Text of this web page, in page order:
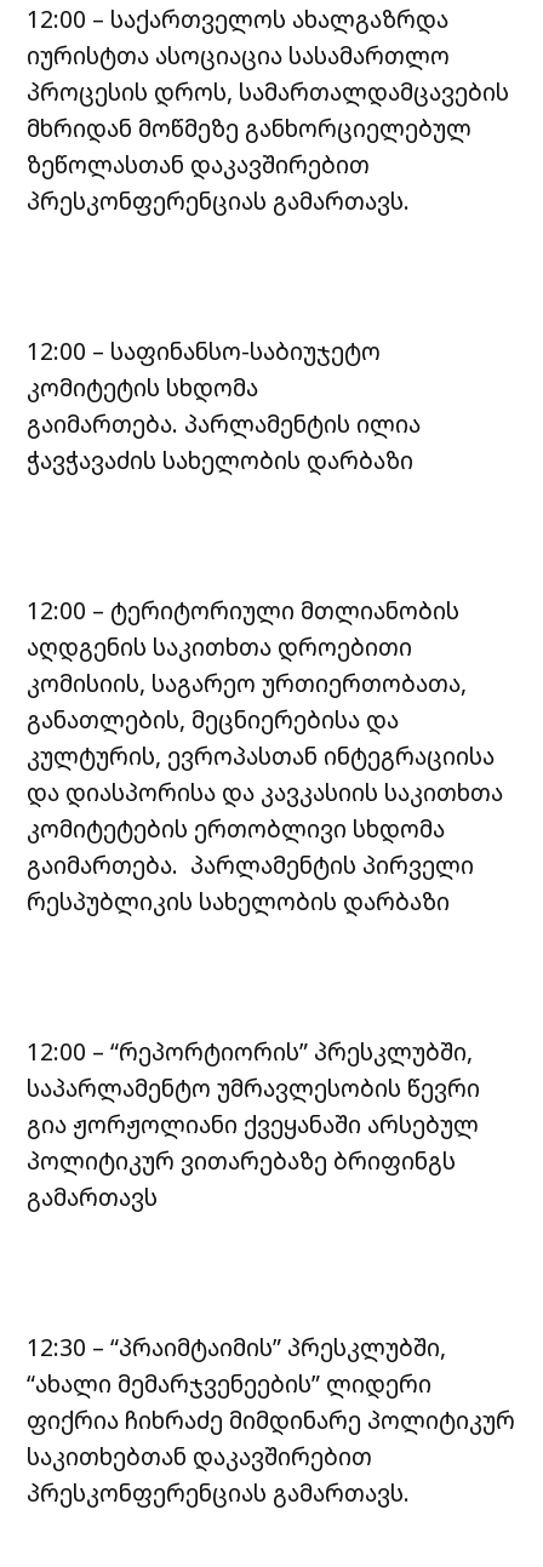
12:00 – საქართველოს ახალგაზრდა
იურისტთა ასოციაცია სასამართლო
პროცესის დროს, სამართალდამცავების
მხრიდან მოწმეზე განხორციელებულ
ზეწოლასთან დაკავშირებით
პრესკონფერენციას გამართავს.
12:00 – საფინანსო-საბიუჯეტო
კომიტეტის სხდომა
გაიმართება. პარლამენტის ილია
ჭავჭავაძის სახელობის დარბაზი
12:00 – ტერიტორიული მთლიანობის
აღდგენის საკითხთა დროებითი
კომისიის, საგარეო ურთიერთობათა,
განათლების, მეცნიერებისა და
კულტურის, ევროპასთან ინტეგრაციისა
და დიასპორისა და კავკასიის საკითხთა
კომიტეტების ერთობლივი სხდომა
გაიმართება. პარლამენტის პირველი
რესპუბლიკის სახელობის დარბაზი
12:00 – “რეპორტიორის” პრესკლუბში,
საპარლამენტო უმრავლესობის წევრი
გია ჟორჟოლიანი ქვეყანაში არსებულ
პოლიტიკურ ვითარებაზე ბრიფინგს
გამართავს
12:30 – “პრაიმტაიმის” პრესკლუბში,
“ახალი მემარჯვენეების” ლიდერი
ფიქრია ჩიხრაძე მიმდინარე პოლიტიკურ
საკითხებთან დაკავშირებით
პრესკონფერენციას გამართავს.